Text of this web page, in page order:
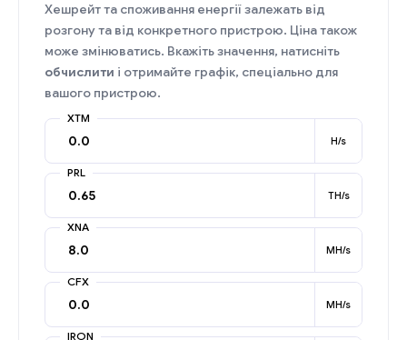
Хешрейт та споживання енергії залежать від
розгону та від конкретного пристрою. Ціна також
може змінюватись. Вкажіть значення, натисніть
обчислити і отримайте графік, спеціально для
вашого пристрою.
XTM
H/s
PRL
TH/s
XNA
MH/s
CFX
MH/s
IRON